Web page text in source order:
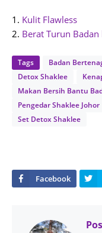
1. Kulit Flawless
2. Berat Turun
Tags Badan
Detox Shaklee
Makan Bersih Bantu
Pengedar Shaklee Johor
Set Detox Shaklee